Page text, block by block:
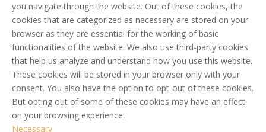
you navigate through the website. Out of these cookies, the
cookies that are categorized as necessary are stored on your
browser as they are essential for the working of basic
functionalities of the website. We also use third-party cookies
that help us analyze and understand how you use this website.
These cookies will be stored in your browser only with your
consent. You also have the option to opt-out of these cookies.
But opting out of some of these cookies may have an effect
on your browsing experience.
Necessary